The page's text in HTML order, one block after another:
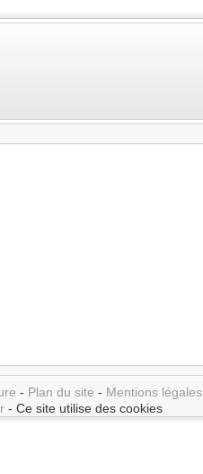
- Plan du site - Mentions légales
- Ce site utilise des cookies